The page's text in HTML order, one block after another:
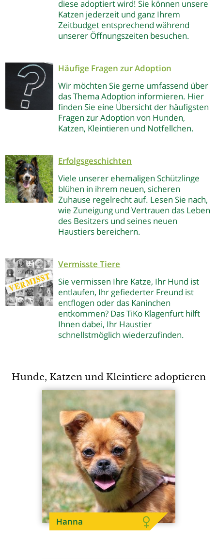
diese adoptiert wird! Sie können unsere
Katzen jederzeit und ganz Ihrem
Zeitbudget entsprechend während
unserer Öffnungszeiten besuchen.
Häufige Fragen zur Adoption
Wir möchten Sie gerne umfassend über
das Thema Adoption informieren. Hier
finden Sie eine Übersicht der häufigsten
Fragen zur Adoption von Hunden,
Katzen, Kleintieren und Notfellchen.
Erfolgsgeschichten
Viele unserer ehemaligen Schützlinge
blühen in ihrem neuen, sicheren
Zuhause regelrecht auf. Lesen Sie nach,
wie Zuneigung und Vertrauen das Leben
des Besitzers und seines neuen
Haustiers bereichern.
Vermisste Tiere
Sie vermissen Ihre Katze, Ihr Hund ist
entlaufen, Ihr gefiederter Freund ist
entflogen oder das Kaninchen
entkommen? Das TiKo Klagenfurt hilft
Ihnen dabei, Ihr Haustier
schnellstmöglich wiederzufinden.
Hunde, Katzen und Kleintiere adoptieren
Hanna